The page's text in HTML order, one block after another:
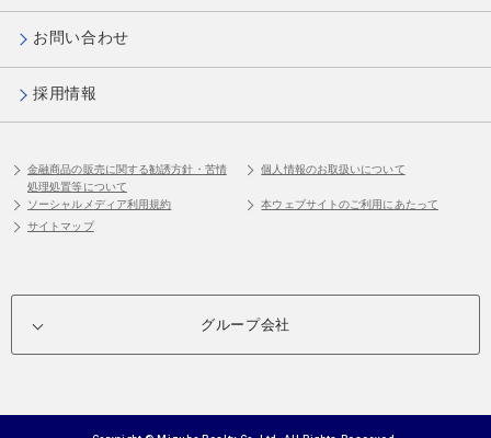
お問い合わせ
採用情報
金融商品の販売に関する勧誘方針・苦情
処理処置等について
個人情報のお取扱いについて
ソーシャルメディア利用規約
本ウェブサイトのご利用にあたって
サイトマップ
グループ会社